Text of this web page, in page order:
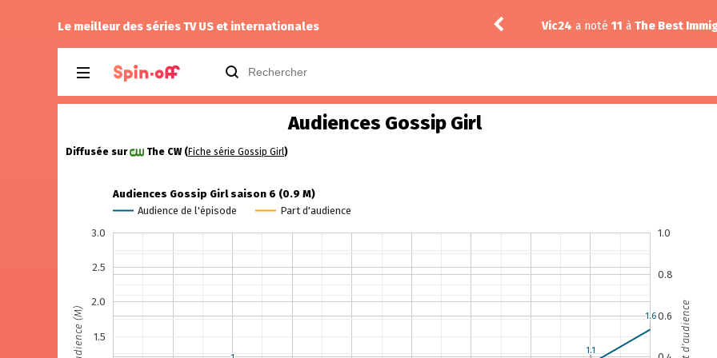
Le meilleur des séries TV US et internationales
Drannocka noté14àStargate SG-1 1.12 Vic24 a noté 11 à The Best
Audiences Gossip Girl
Diffusée sur The CW ( Fiche série Gossip Girl)
Audiences Gossip Girl saison 6 (0.9 M)
Audience de l'épisode
Part d'audience
1.5
2.0
2.5
3.0
0.6
0.8
1.0
1.1
1.1
1.6
1.6
Audience (M) Part d'audience